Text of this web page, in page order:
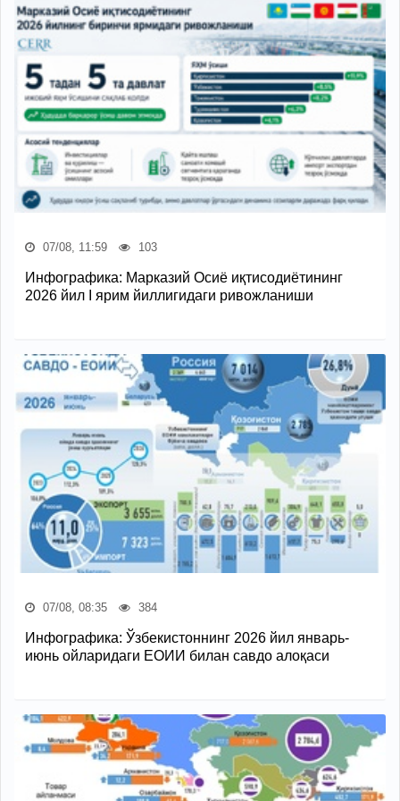
07/08, 11:59 103
Инфографика: Марказий Осиё иқтисодиётининг
2026 йил I ярим йиллигидаги ривожланиши
07/08, 08:35 384
Инфографика: Ўзбекистоннинг 2026 йил январь-
июнь ойларидаги ЕОИИ билан савдо алоқаси